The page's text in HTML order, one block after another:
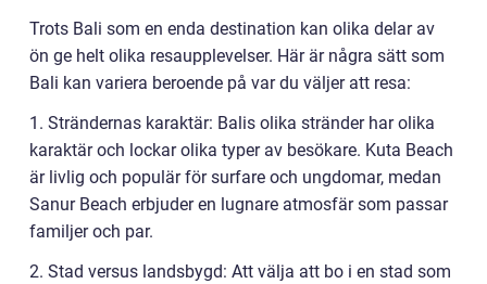
Trots Bali som en enda destination kan olika delar av
ön ge helt olika resaupplevelser. Här är några sätt som
Bali kan variera beroende på var du väljer att resa:
1. Strändernas karaktär: Balis olika stränder har olika
karaktär och lockar olika typer av besökare. Kuta Beach
är livlig och populär för surfare och ungdomar, medan
Sanur Beach erbjuder en lugnare atmosfär som passar
familjer och par.
2. Stad versus landsbygd: Att välja att bo i en stad som